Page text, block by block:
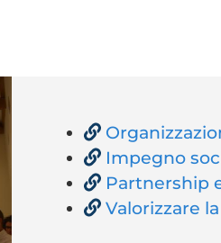
Impegno
Partnership
Valorizzare